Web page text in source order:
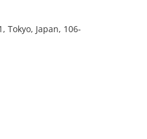
Tokyo, Japan, 106-